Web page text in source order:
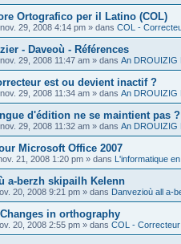
Ortografico per il Latino (COL)
29, 2008 4:14 pm » dans COL -
- Daveoù - Références
29, 2008 11:47 am » dans An DROUIZIG
est ou devient inactif ?
29, 2008 11:34 am » dans An DROUIZIG
d'édition ne se maintient pas ?
29, 2008 11:32 am » dans An DROUIZIG
Microsoft Office 2007
21, 2008 1:20 pm » dans L'informatique
a-berzh skipailh Kelenn
20, 2008 9:21 pm » dans Danvezioù all a-
in orthography
20, 2008 2:55 pm » dans COL -